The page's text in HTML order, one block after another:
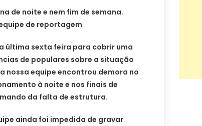
de noite e nem fim de semana.
de reportagem
última sexta feira para cobrir uma
de populares sobre a situação
nossa equipe encontrou demora no
à noite e nos finais de
da falta de estrutura.
ainda foi impedida de gravar